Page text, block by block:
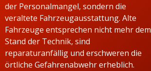
der Personalmangel, sondern die
veraltete Fahrzeugausstattung. Alte
Fahrzeuge entsprechen nicht mehr dem
Stand der Technik, sind
reparaturanfällig und erschweren die
örtliche Gefahrenabwehr erheblich.